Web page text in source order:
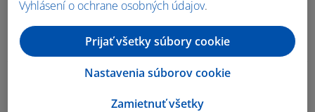
Vyhlásení o ochrane osobných údajov.
Zamietnuť všetky
Nastavenia súborov cookie
Prijať všetky súbory cookie